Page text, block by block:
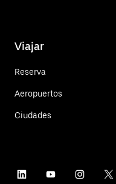
Viajar
Reserva
Aeropuertos
Ciudades